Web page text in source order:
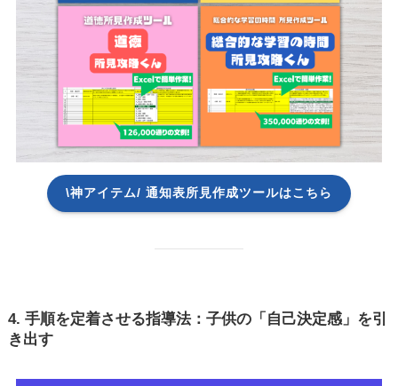
\神アイテム/ 通知表所見作成ツールはこちら
4. 手順を定着させる指導法：子供の「自己決定感」を引
き出す